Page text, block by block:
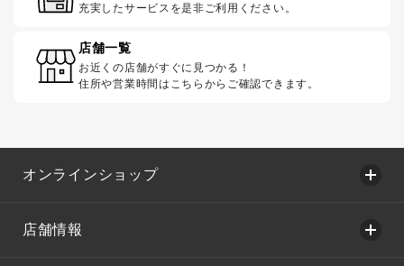
充実したサービスを是非ご利用ください。
店舗一覧
お近くの店舗がすぐに見つかる！
住所や営業時間はこちらからご確認できます。
オンラインショップ
店舗情報